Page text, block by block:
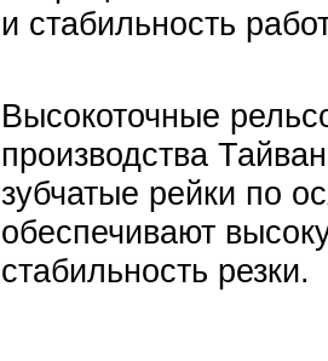
и стабильность
Высокоточные
производства
зубчатые рейки по
обеспечивают
стабильность резки.